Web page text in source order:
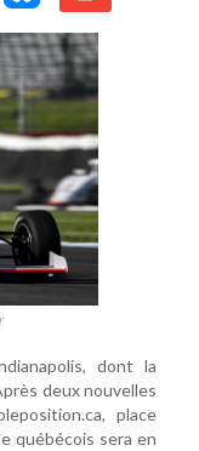
dont la
deux nouvelles
place
québécois sera en